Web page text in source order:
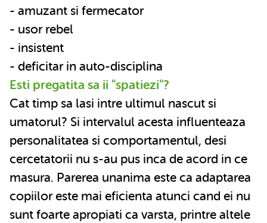
- amuzant si fermecator
- usor rebel
- insistent
- deficitar in auto-disciplina
Esti pregatita sa ii "spatiezi"?
Cat timp sa lasi intre ultimul nascut si
umatorul? Si intervalul acesta influenteaza
personalitatea si comportamentul, desi
cercetatorii nu s-au pus inca de acord in ce
masura. Parerea unanima este ca adaptarea
copiilor este mai eficienta atunci cand ei nu
sunt foarte apropiati ca varsta, printre altele